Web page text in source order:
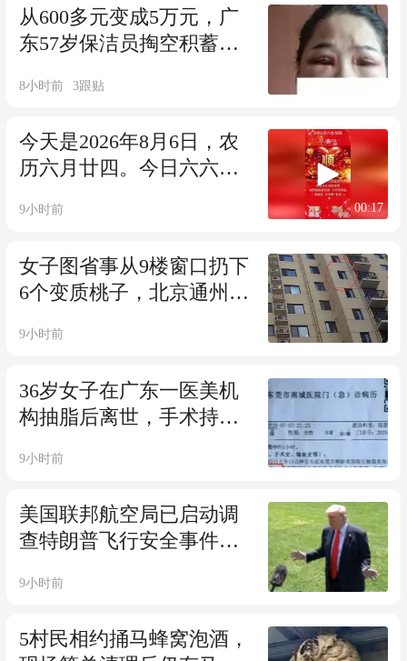
从600多元变成5万元，广
东57岁保洁员掏空积蓄做
红痛、视物模糊，当事
着我；机构拒绝回应
8小时前 3跟贴
今天是2026年8月6日，农
历六月廿四。今日六六
人顺心顺意事事皆顺，一
安！#三湘君和您说早安#
三湘都市报
9小时前 00:17
女子图省事从9楼窗口扔下
6个变质桃子，北京通州警
刑拘；报警人：差点砸到
9小时前
36岁女子在广东一医美机
构抽脂后离世，手术持续
“全责”已停业；官方回
项目条件，已立案
9小时前
美国联邦航空局已启动调
查特朗普飞行安全事件，
中，特朗普“没有在任何时
9小时前
5村民相约捅马蜂窝泡酒，